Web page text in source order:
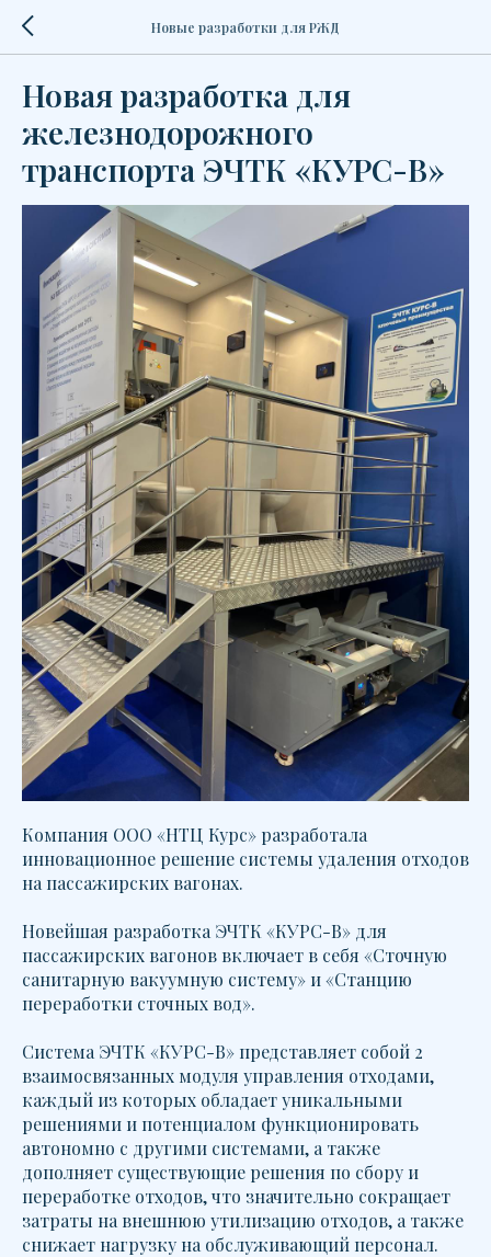
Новые разработки для РЖД
Новая разработка для
железнодорожного
транспорта ЭЧТК «КУРС-В»
Компания ООО «НТЦ Курс» разработала
инновационное решение системы удаления отходов
на пассажирских вагонах.
Новейшая разработка ЭЧТК «КУРС-В» для
пассажирских вагонов включает в себя «Сточную
санитарную вакуумную систему» и «Станцию
переработки сточных вод».
Система ЭЧТК «КУРС-В» представляет собой 2
взаимосвязанных модуля управления отходами,
каждый из которых обладает уникальными
решениями и потенциалом функционировать
автономно с другими системами, а также
дополняет существующие решения по сбору и
переработке отходов, что значительно сокращает
затраты на внешнюю утилизацию отходов, а также
снижает нагрузку на обслуживающий персонал.